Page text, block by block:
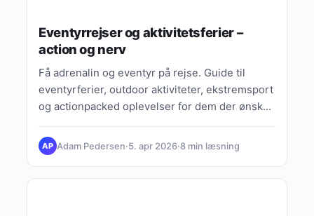
Eventyrrejser og aktivitetsferier –
action og nerv
Få adrenalin og eventyr på rejse. Guide til
eventyrferier, outdoor aktiviteter, ekstremsport
og actionpacked oplevelser for dem der ønsker
AP Adam Pedersen·5. apr 2026·8 min læsning